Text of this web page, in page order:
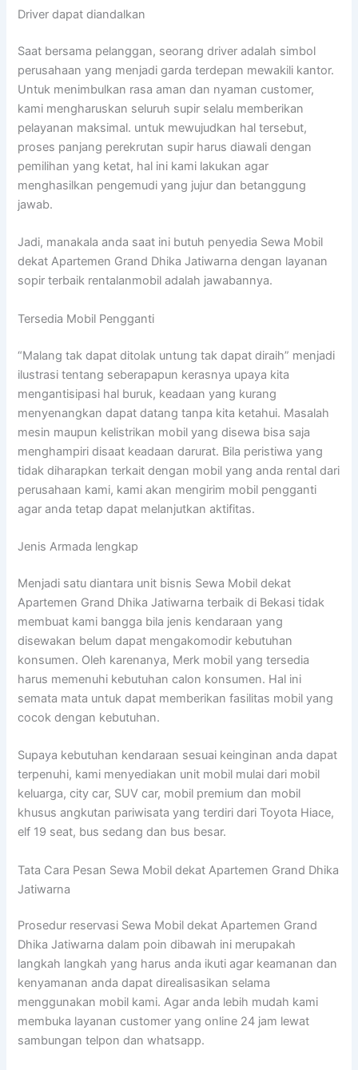
Driver dapat diandalkan
Saat bersama pelanggan, seorang driver adalah simbol
perusahaan yang menjadi garda terdepan mewakili kantor.
Untuk menimbulkan rasa aman dan nyaman customer,
kami mengharuskan seluruh supir selalu memberikan
pelayanan maksimal. untuk mewujudkan hal tersebut,
proses panjang perekrutan supir harus diawali dengan
pemilihan yang ketat, hal ini kami lakukan agar
menghasilkan pengemudi yang jujur dan betanggung
jawab.
Jadi, manakala anda saat ini butuh penyedia Sewa Mobil
dekat Apartemen Grand Dhika Jatiwarna dengan layanan
sopir terbaik rentalanmobil adalah jawabannya.
Tersedia Mobil Pengganti
“Malang tak dapat ditolak untung tak dapat diraih” menjadi
ilustrasi tentang seberapapun kerasnya upaya kita
mengantisipasi hal buruk, keadaan yang kurang
menyenangkan dapat datang tanpa kita ketahui. Masalah
mesin maupun kelistrikan mobil yang disewa bisa saja
menghampiri disaat keadaan darurat. Bila peristiwa yang
tidak diharapkan terkait dengan mobil yang anda rental dari
perusahaan kami, kami akan mengirim mobil pengganti
agar anda tetap dapat melanjutkan aktifitas.
Jenis Armada lengkap
Menjadi satu diantara unit bisnis Sewa Mobil dekat
Apartemen Grand Dhika Jatiwarna terbaik di Bekasi tidak
membuat kami bangga bila jenis kendaraan yang
disewakan belum dapat mengakomodir kebutuhan
konsumen. Oleh karenanya, Merk mobil yang tersedia
harus memenuhi kebutuhan calon konsumen. Hal ini
semata mata untuk dapat memberikan fasilitas mobil yang
cocok dengan kebutuhan.
Supaya kebutuhan kendaraan sesuai keinginan anda dapat
terpenuhi, kami menyediakan unit mobil mulai dari mobil
keluarga, city car, SUV car, mobil premium dan mobil
khusus angkutan pariwisata yang terdiri dari Toyota Hiace,
elf 19 seat, bus sedang dan bus besar.
Tata Cara Pesan Sewa Mobil dekat Apartemen Grand Dhika
Jatiwarna
Prosedur reservasi Sewa Mobil dekat Apartemen Grand
Dhika Jatiwarna dalam poin dibawah ini merupakah
langkah langkah yang harus anda ikuti agar keamanan dan
kenyamanan anda dapat direalisasikan selama
menggunakan mobil kami. Agar anda lebih mudah kami
membuka layanan customer yang online 24 jam lewat
sambungan telpon dan whatsapp.